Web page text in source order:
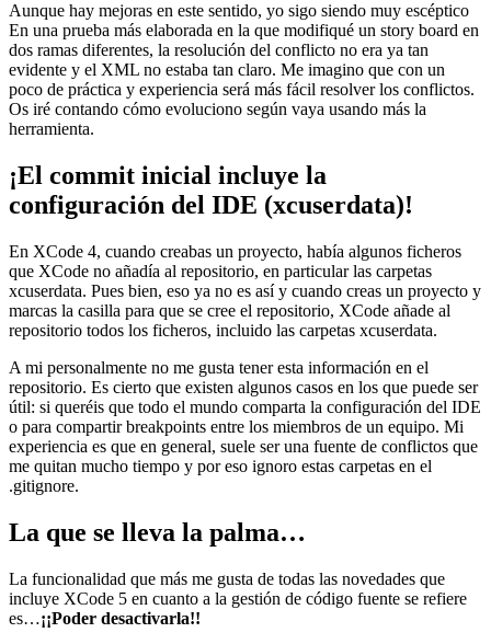
Aunque hay mejoras en este sentido, yo sigo siendo muy escéptico
En una prueba más elaborada en la que modifiqué un story board en
dos ramas diferentes, la resolución del conflicto no era ya tan
evidente y el XML no estaba tan claro. Me imagino que con un
poco de práctica y experiencia será más fácil resolver los conflictos.
Os iré contando cómo evoluciono según vaya usando más la
herramienta.
¡El commit inicial incluye la
configuración del IDE (xcuserdata)!
En XCode 4, cuando creabas un proyecto, había algunos ficheros
que XCode no añadía al repositorio, en particular las carpetas
xcuserdata. Pues bien, eso ya no es así y cuando creas un proyecto y
marcas la casilla para que se cree el repositorio, XCode añade al
repositorio todos los ficheros, incluido las carpetas xcuserdata.
A mi personalmente no me gusta tener esta información en el
repositorio. Es cierto que existen algunos casos en los que puede ser
útil: si queréis que todo el mundo comparta la configuración del IDE
o para compartir breakpoints entre los miembros de un equipo. Mi
experiencia es que en general, suele ser una fuente de conflictos que
me quitan mucho tiempo y por eso ignoro estas carpetas en el
.gitignore.
La que se lleva la palma…
La funcionalidad que más me gusta de todas las novedades que
incluye XCode 5 en cuanto a la gestión de código fuente se refiere
es…¡¡Poder desactivarla!!